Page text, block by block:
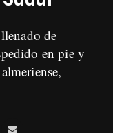
de
en pie y